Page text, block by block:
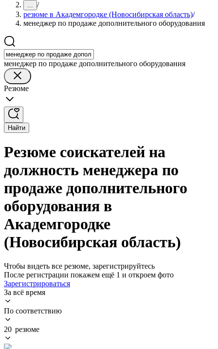
... /
резюме в Академгородке (Новосибирская область)/
менеджер по продаже дополнительного оборудования
менеджер по продаже дополнительного оборудования
Резюме
Найти
Резюме соискателей на
должность менеджера по
продаже дополнительного
оборудования в
Академгородке
(Новосибирская область)
Чтобы видеть все резюме, зарегистрируйтесь
После регистрации покажем ещё 1 и откроем фото
Зарегистрироваться
За всё время
По соответствию
20 резюме